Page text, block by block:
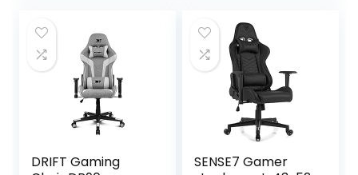
armleuningen,
wipfunctie, voor
gamers, zwart-
grijs-blauw,
OBG28BU
kussens,
Ergonomische
Gaming Chair,
Stabiel Metalen
onderstel, Gaming
Stoel – Wit
DRIFT Gaming
SENSE7 Gamer